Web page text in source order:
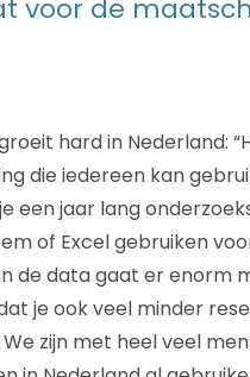
voor de
hard in Nederland:
die iedereen kan
een jaar lang
of Excel gebruiken
de data gaat er enorm
je ook veel minder
zijn met heel veel